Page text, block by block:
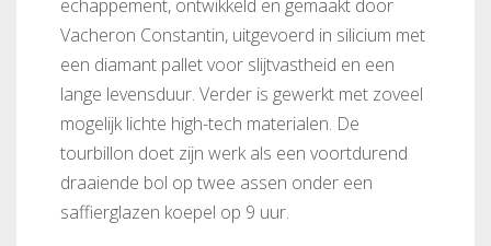
echappement, ontwikkeld en gemaakt door
Vacheron Constantin, uitgevoerd in silicium met
een diamant pallet voor slijtvastheid en een
lange levensduur. Verder is gewerkt met zoveel
mogelijk lichte high-tech materialen. De
tourbillon doet zijn werk als een voortdurend
draaiende bol op twee assen onder een
saffierglazen koepel op 9 uur.